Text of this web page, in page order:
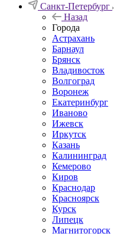
Санкт-Петербург
Назад
Города
Астрахань
Барнаул
Брянск
Владивосток
Волгоград
Воронеж
Екатеринбург
Иваново
Ижевск
Иркутск
Казань
Калининград
Кемерово
Киров
Краснодар
Красноярск
Курск
Липецк
Магнитогорск